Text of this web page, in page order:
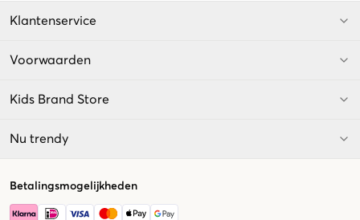
Klantenservice
Voorwaarden
Kids Brand Store
Nu trendy
Betalingsmogelijkheden